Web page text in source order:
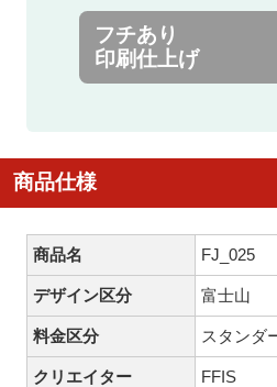
フチあり
印刷仕上げ
商品仕様
商品名 FJ_025
デザイン区分 富士山
料金区分 スタンダ
クリエイター FFIS